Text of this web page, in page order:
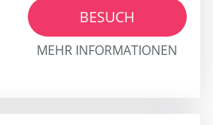
BESUCH
MEHR INFORMATIONEN